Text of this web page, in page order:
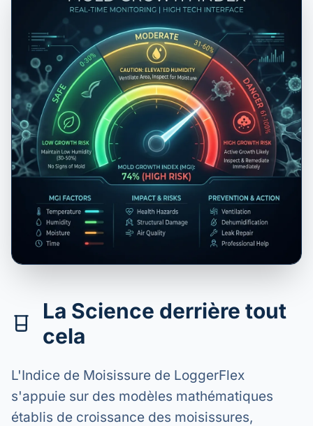
La Science derrière tout
cela
L'Indice de Moisissure de LoggerFlex
s'appuie sur des modèles mathématiques
établis de croissance des moisissures,